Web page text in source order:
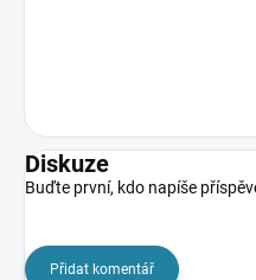
Diskuze
Buďte první, kdo napíše
Přidat komentář